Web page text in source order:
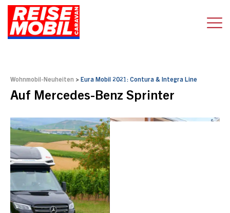
Wohnmobil-Neuheiten > Eura Mobil 2021: Contura & Integra Line
Auf Mercedes-Benz Sprinter